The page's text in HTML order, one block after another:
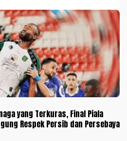
yang Terkuras, Final Piala
Respek Persib dan Persebaya